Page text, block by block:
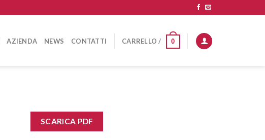
AZIENDA NEWS CONTATTI CARRELLO / 0
SCARICA PDF